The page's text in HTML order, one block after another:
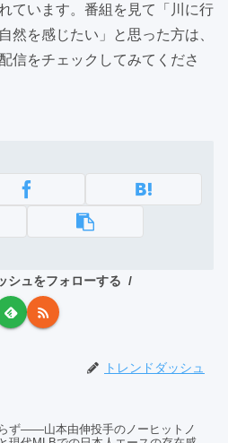
ています。番組を見て「川に行
然を感じたい」と思った方は、
信をチェックしてみてくださ
シュをフォローする
トレンドダッシュ
ず――山本由伸投手のノーヒットノ